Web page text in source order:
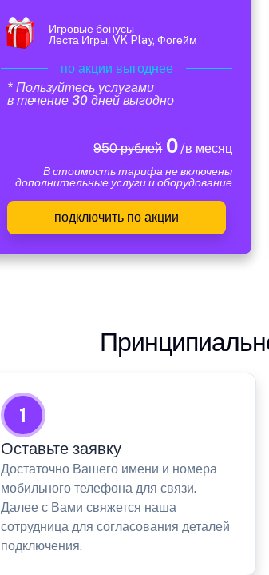
Игровые бонусы
Леста Игры, VK Play, Фогейм
по акции выгоднее
* Пользуйтесь услугами
в течение 30 дней выгодно
950 рублей0/в месяц
В стоимость тарифа не включены
дополнительные услуги и оборудование
подключить по акции
1
Оставьте заявку
Достаточно Вашего имени и номера
мобильного телефона для связи.
Далее с Вами свяжется наша
сотрудница для согласования деталей
подключения.